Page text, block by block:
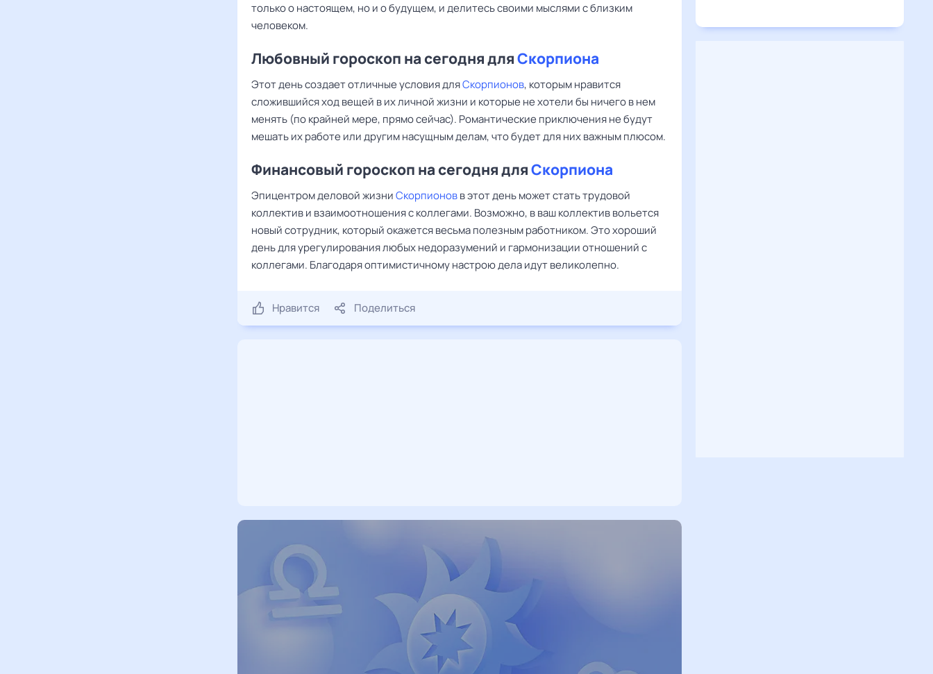
только о настоящем, но и о будущем, и делитесь своими мыслями с близким
человеком.
Любовный гороскоп на сегодня дляСкорпиона
Этот день создает отличные условия дляСкорпионов, которым нравится
сложившийся ход вещей в их личной жизни и которые не хотели бы ничего в нем
менять (по крайней мере, прямо сейчас). Романтические приключения не будут
мешать их работе или другим насущным делам, что будет для них важным плюсом.
Финансовый гороскоп на сегодня дляСкорпиона
Эпицентром деловой жизниСкорпионовв этот день может стать трудовой
коллектив и взаимоотношения с коллегами. Возможно, в ваш коллектив вольется
новый сотрудник, который окажется весьма полезным работником. Это хороший
день для урегулирования любых недоразумений и гармонизации отношений с
коллегами. Благодаря оптимистичному настрою дела идут великолепно.
Нравится Поделиться